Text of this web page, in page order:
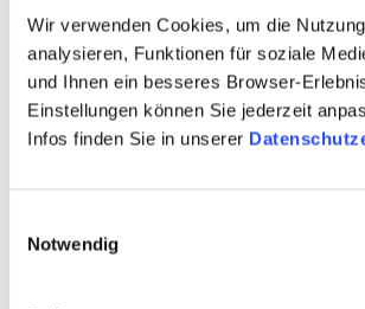
Wir verwenden Cookies, um die
analysieren, Funktionen für soziale
und Ihnen ein besseres Browser-
Einstellungen können Sie jederzeit
Infos finden Sie in unserer
Notwendig
Ansprechpartnerin:
Ingrid
06731
Umsetzungszeitraum: